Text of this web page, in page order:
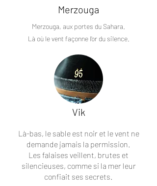
Merzouga
Merzouga, aux portes du Sahara.
Là où le vent façonne l’or du silence.
Vik
Là-bas, le sable est noir et le vent ne
demande jamais la permission.
Les falaises veillent, brutes et
silencieuses, comme si la mer leur
confiait ses secrets.